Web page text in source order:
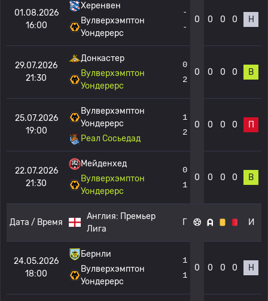
01.08.2026
16:00
Херенвен
Вулверхэмптон
Уондерерс
-
-
0 0 0 0 Н
29.07.2026
21:30
Донкастер
Вулверхэмптон
Уондерерс
0
2
0 0 0 0 В
25.07.2026
19:00
Вулверхэмптон
Уондерерс
Реал Сосьедад
1
2
0 0 0 0 П
22.07.2026
21:30
Мейденхед
Вулверхэмптон
Уондерерс
0
1
0 0 0 0 В
Дата / Время
Англия: Премьер
Лига
Г И
24.05.2026
18:00
Бернли
Вулверхэмптон
Уондерерс
1
1
0 0 0 0 Н